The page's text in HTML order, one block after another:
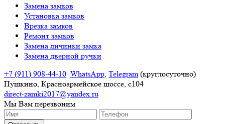
Замена замков
Установка замков
Врезка замков
Ремонт замков
Замена личинки замка
Замена дверной ручки
+7 (911) 908-44-10 WhatsApp Telegram (круглосуточно)
Пушкино, Красноармейское шоссе, с104
direct-zamki2017@yandex.ru
Мы Вам перезвоним